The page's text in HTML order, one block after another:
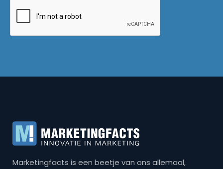
Marketingfacts is een beetje van ons allemaal,